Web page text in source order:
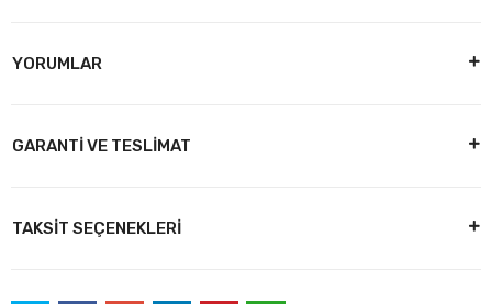
YORUMLAR
GARANTİ VE TESLİMAT
TAKSİT SEÇENEKLERİ